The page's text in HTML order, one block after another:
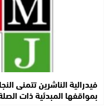
فيدرالية الناشرين تتمنى
بمواقفها المبدئية ذات